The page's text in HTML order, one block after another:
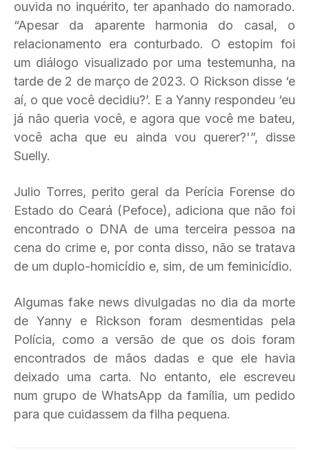
ouvida no inquérito, ter apanhado do namorado.
“Apesar da aparente harmonia do casal, o
relacionamento era conturbado. O estopim foi
um diálogo visualizado por uma testemunha, na
tarde de 2 de março de 2023. O Rickson disse ‘e
aí, o que você decidiu?’. E a Yanny respondeu ‘eu
já não queria você, e agora que você me bateu,
você acha que eu ainda vou querer?'”, disse
Suelly.
Julio Torres, perito geral da Perícia Forense do
Estado do Ceará (Pefoce), adiciona que não foi
encontrado o DNA de uma terceira pessoa na
cena do crime e, por conta disso, não se tratava
de um duplo-homicídio e, sim, de um feminicídio.
Algumas fake news divulgadas no dia da morte
de Yanny e Rickson foram desmentidas pela
Polícia, como a versão de que os dois foram
encontrados de mãos dadas e que ele havia
deixado uma carta. No entanto, ele escreveu
num grupo de WhatsApp da família, um pedido
para que cuidassem da filha pequena.